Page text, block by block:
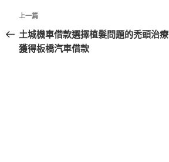
文
章
導
上
一
篇
上一篇
土城機車借款選擇植髮問題的禿頭治療
獲得板橋汽車借款